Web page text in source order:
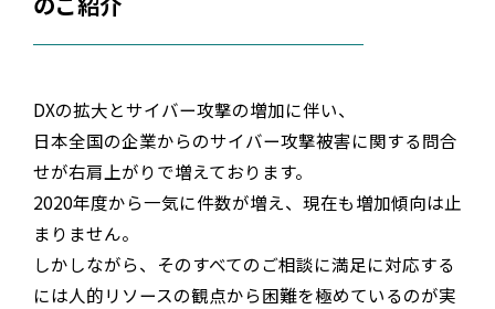
DXの拡大とサイバー攻撃の増加に伴い、
日本全国の企業からのサイバー攻撃被害に関する問合
せが右肩上がりで増えております。
2020年度から一気に件数が増え、現在も増加傾向は止
まりません。
しかしながら、そのすべてのご相談に満足に対応する
には人的リソースの観点から困難を極めているのが実